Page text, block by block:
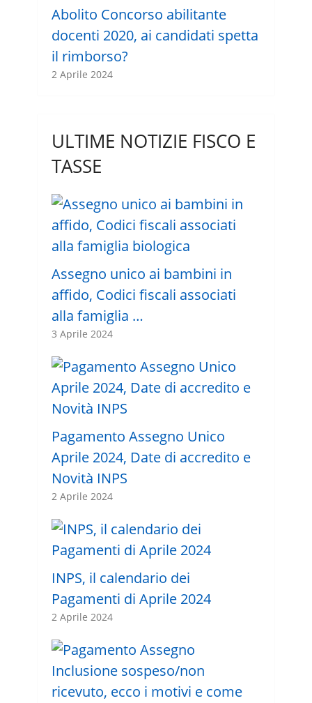
Abolito Concorso abilitante
docenti 2020, ai candidati spetta
il rimborso?
2 Aprile 2024
ULTIME NOTIZIE FISCO E
TASSE
Assegno unico ai bambini in
affido, Codici fiscali associati
alla famiglia …
3 Aprile 2024
Pagamento Assegno Unico
Aprile 2024, Date di accredito e
Novità INPS
2 Aprile 2024
INPS, il calendario dei
Pagamenti di Aprile 2024
2 Aprile 2024